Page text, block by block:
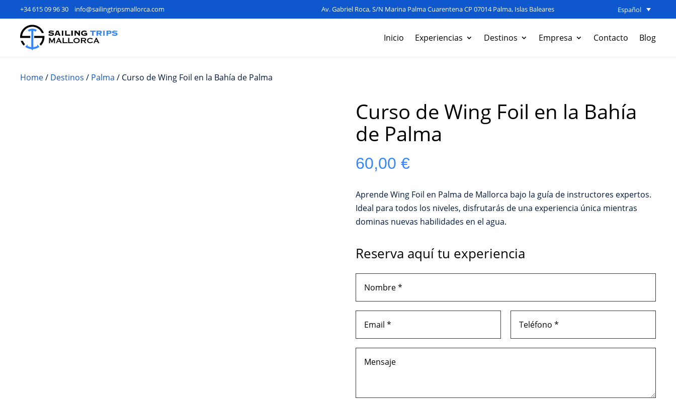
+34 615 09 96 30 info@sailingtripsmallorca.com Av. Gabriel Roca, S/N Marina Palma Cuarentena CP 07014 Palma, Islas Baleares Español
Inicio Experiencias Destinos Empresa Contacto Blog
Home/ Destinos / Palma / Curso de Wing Foil en la Bahía de Palma
Curso de Wing Foil en la Bahía
de Palma
60,00 €
Aprende Wing Foil en Palma de Mallorca bajo la guía de instructores expertos.
Ideal para todos los niveles, disfrutarás de una experiencia única mientras
dominas nuevas habilidades en el agua.
Reserva aquí tu experiencia